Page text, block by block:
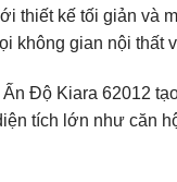
thiết kế tối giản và
không gian nội thất
Độ Kiara 62012
tích lớn như căn